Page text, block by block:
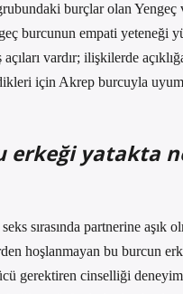
burçlar olan Yengeç
burcunun empati yeteneği
vardır; ilişkilerde
için Akrep burcuyla
erkeği yatakta
sırasında partnerine aşık
hoşlanmayan bu burcun
gerektiren cinselliği